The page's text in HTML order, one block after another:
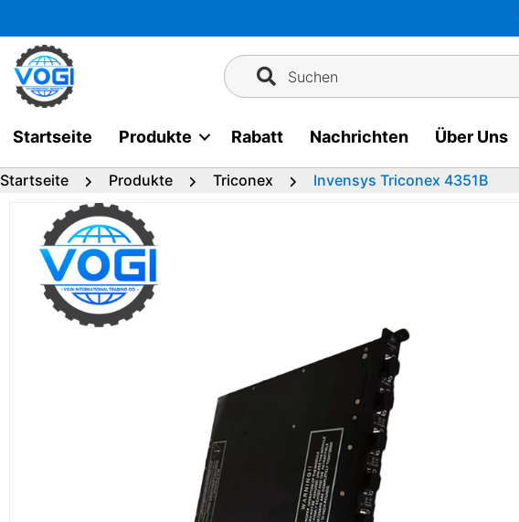
Inhalt
springen
Suchen
Startseite Produkte Rabatt Nachrichten Über Uns
Startseite Produkte Triconex Invensys Triconex 4351B